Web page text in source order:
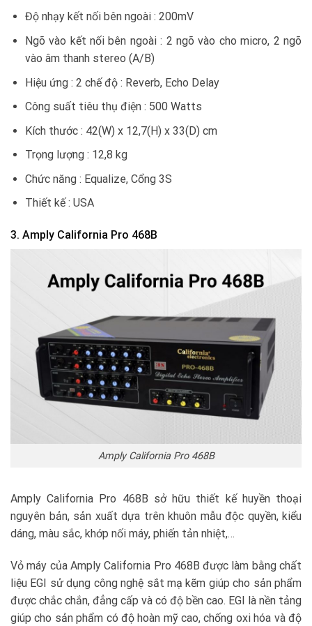
Độ nhạy kết nối bên ngoài : 200mV
Ngõ vào kết nối bên ngoài : 2 ngõ vào cho micro, 2 ngõ
vào âm thanh stereo (A/B)
Hiệu ứng : 2 chế độ : Reverb, Echo Delay
Công suất tiêu thụ điện : 500 Watts
Kích thước : 42(W) x 12,7(H) x 33(D) cm
Trọng lượng : 12,8 kg
Chức năng : Equalize, Cổng 3S
Thiết kế : USA
3. Amply California Pro 468B
Amply California Pro 468B
Amply California Pro 468B sở hữu thiết kế huyền thoại
nguyên bản, sản xuất dựa trên khuôn mẫu độc quyền, kiểu
dáng, màu sắc, khớp nối máy, phiến tản nhiệt,…
Vỏ máy của Amply California Pro 468B được làm bằng chất
liệu EGI sử dụng công nghệ sắt mạ kẽm giúp cho sản phẩm
được chắc chắn, đẳng cấp và có độ bền cao. EGI là nền tảng
giúp cho sản phẩm có độ hoàn mỹ cao, chống oxi hóa và độ